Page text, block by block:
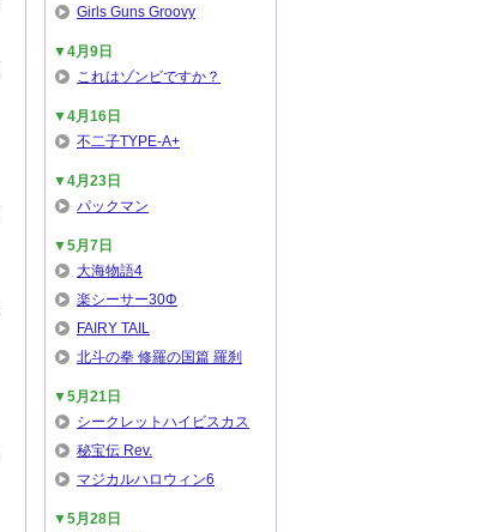
Girls Guns Groovy
▼4月9日
これはゾンビですか？
▼4月16日
不二子TYPE-A+
▼4月23日
パックマン
▼5月7日
大海物語4
楽シーサー30Φ
FAIRY TAIL
北斗の拳 修羅の国篇 羅刹
▼5月21日
シークレットハイビスカス
秘宝伝 Rev.
マジカルハロウィン6
▼5月28日